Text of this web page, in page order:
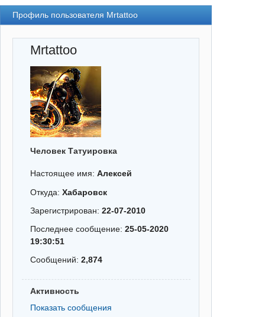
Профиль пользователя Mrtattoo
Mrtattoo
Человек Татуировка
Настоящее имя:Алексей
Откуда:Хабаровск
Зарегистрирован:22-07-2010
Последнее сообщение:25-05-2020
19:30:51
Сообщений:2,874
Активность
Показать сообщения